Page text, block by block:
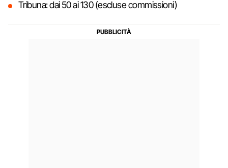
Tribuna: dai 50 ai 130 (escluse commissioni)